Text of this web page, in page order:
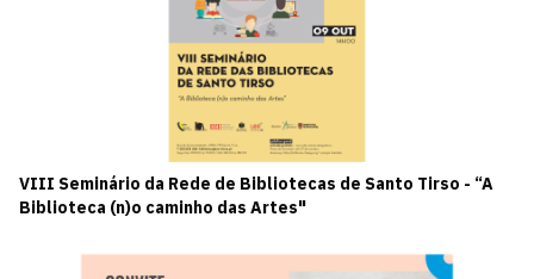
VIII Seminário da Rede de Bibliotecas de Santo Tirso - “A
Biblioteca (n)o caminho das Artes"